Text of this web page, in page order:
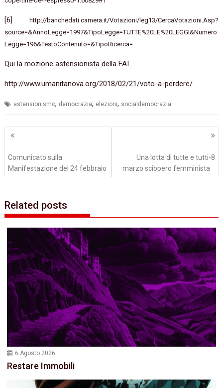
[6]
http://banchedati.camera.it/Votazioni/leg13/CercaVotazioni.Asp?
source=&AnnoLegge=1997&TipoLegge=TUTTE%20LE%20LEGGI&Numero
Legge=196&TestoContenuto=&TipoRicerca=
Qui la mozione astensionista della FAI.
http://www.umanitanova.org/2018/02/21/voto-a-perdere/
astensionismo, democrazia, elezioni, socialdemocrazia
Navigazione
Comunicato sulla
Manifestazione del 24 febbraio
Una lotta di tutte e tutti-8
marzo sciopero femminista
Related posts
6 Agosto 2026
Restare Immobili